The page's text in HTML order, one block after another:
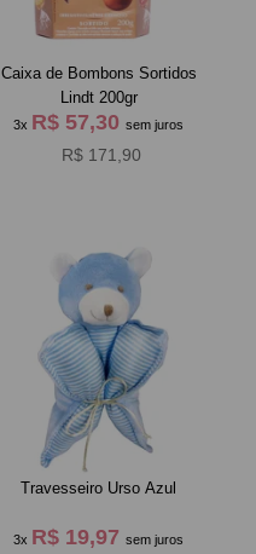
Caixa de Bombons Sortidos
Lindt 200gr
3x R$ 57,30sem juros
R$ 171,90
Travesseiro Urso Azul
3x R$ 19,97sem juros